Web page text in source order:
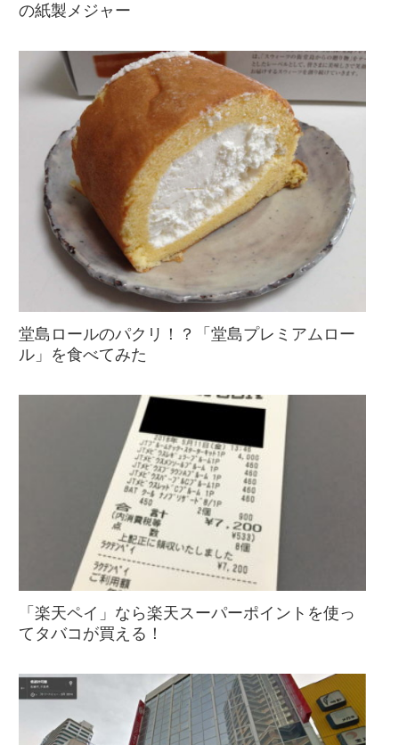
の紙製メジャー
堂島ロールのパクリ！？「堂島プレミアムロー
ル」を食べてみた
「楽天ペイ」なら楽天スーパーポイントを使っ
てタバコが買える！